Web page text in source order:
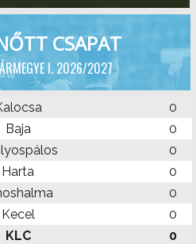
CSAPAT
I. 2026/2027
0
Baja
0
0
Harta
0
0
Kecel
0
KLC
0